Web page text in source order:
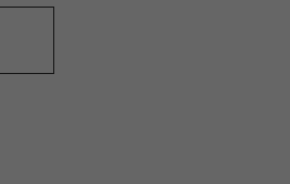
precios:
6.50€
Este